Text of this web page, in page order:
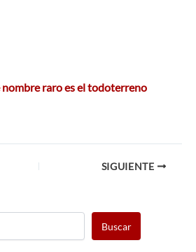
nombre raro es el todoterreno
SIGUIENTE
Buscar